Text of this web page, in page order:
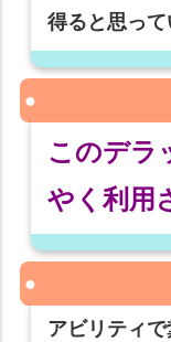
得ると思って
このデラ
やく利用
アビリティ